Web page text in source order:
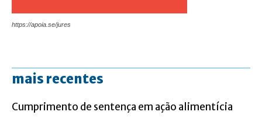
https://apoia.se/jures
mais recentes
Cumprimento de sentença em ação alimentícia